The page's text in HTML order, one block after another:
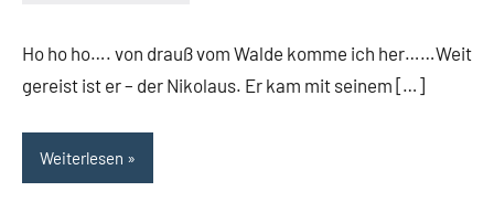
Ho ho ho…. von drauß vom Walde komme ich her……Weit
gereist ist er – der Nikolaus. Er kam mit seinem […]
Weiterlesen